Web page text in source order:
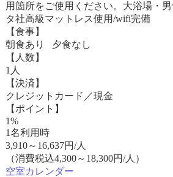
用箇所をご使用ください。大浴場・
タ社高級マットレス使用/wifi完備
【食事】
朝食あり 夕食なし
【人数】
1人
【決済】
クレジットカード／現金
【ポイント】
1%
1名利用時
3,910～ 16,637円/人
（消費税込4,300～18,300円/人）
空室カレンダー